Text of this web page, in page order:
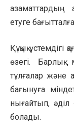
азаматтардың
етуге
Құқық
өзегі. Барлық
тұлғалар және
бағынуға
нығайтып, әділ
болады.